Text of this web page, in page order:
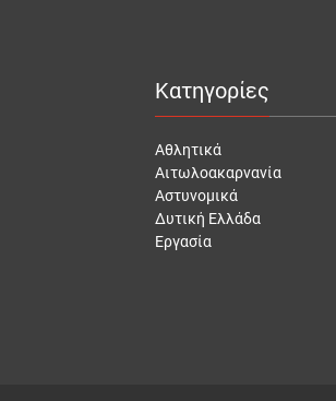
Κατηγορίες
Αθλητικά
Αιτωλοακαρνανία
Αστυνομικά
Δυτική Ελλάδα
Εργασία